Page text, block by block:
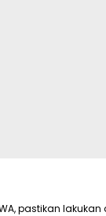
pastikan lakukan